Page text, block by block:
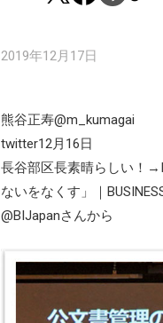
2019年12月17日
熊谷正寿@m_kumagai
twitter12月16日
長谷部区長素晴らしい！
ないをなくす」｜
@BIJapanさんから